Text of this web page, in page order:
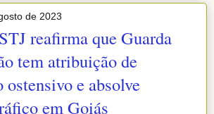
de 2023
reafirma que Guarda
tem atribuição de
e absolve
em Goiás